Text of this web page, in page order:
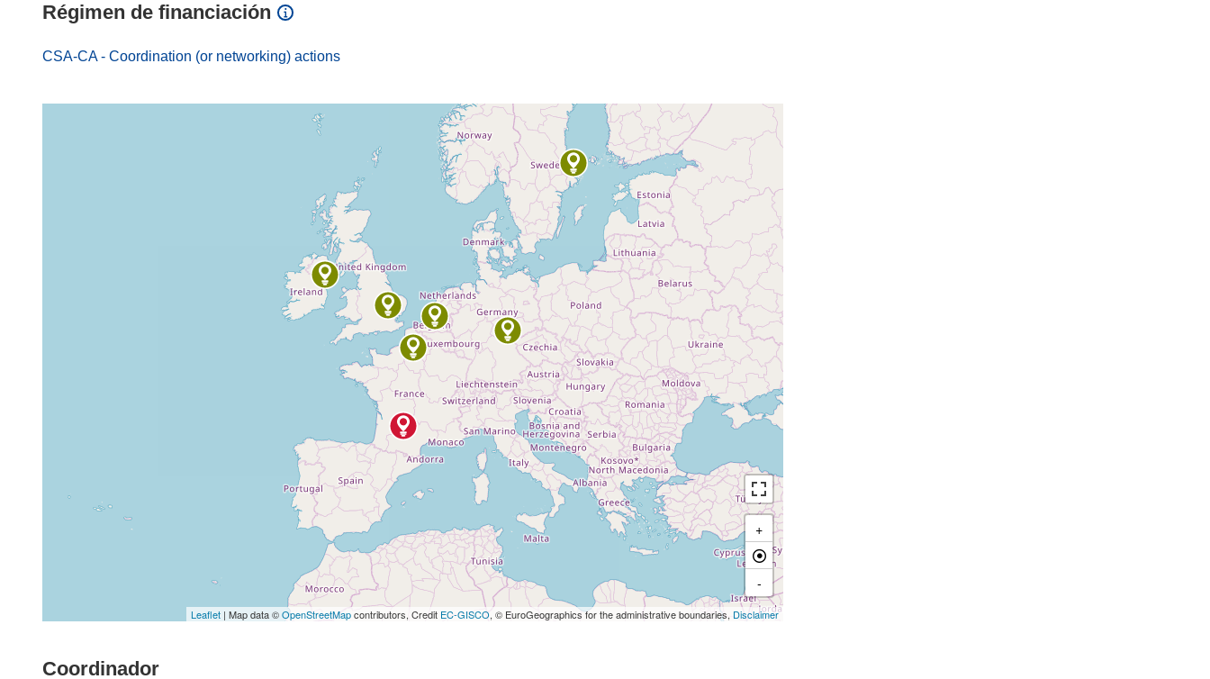
Régimen de financiación
CSA-CA - Coordination (or networking) actions
+
-
Leaflet | Map data ©OpenStreetMapcontributors, Credit EC-GISCO, © EuroGeographics for the administrative boundaries, Disclaimer
Coordinador